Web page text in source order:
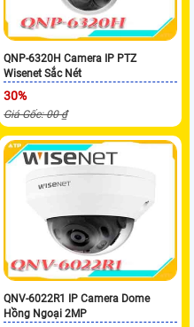
QNP-6320H Camera IP PTZ
Wisenet Sắc Nét
30%
Giá Gốc: 00 ₫
QNV-6022R1 IP Camera Dome
Hồng Ngoại 2MP